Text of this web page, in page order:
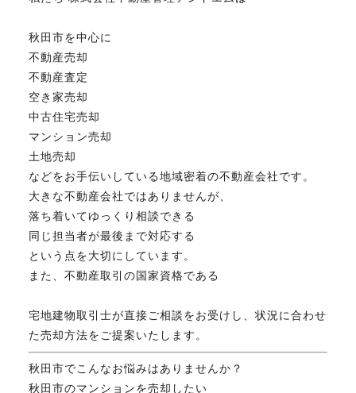
秋田市を中心に
不動産売却
不動産査定
空き家売却
中古住宅売却
マンション売却
土地売却
などをお手伝いしている地域密着の不動産会社です。
大きな不動産会社ではありませんが、
落ち着いてゆっくり相談できる
同じ担当者が最後まで対応する
という点を大切にしています。
また、不動産取引の国家資格である
宅地建物取引士が直接ご相談をお受けし、状況に合わせ
た売却方法をご提案いたします。
秋田市でこんなお悩みはありませんか？
秋田市のマンションを売却したい